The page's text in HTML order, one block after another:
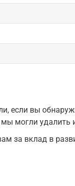
если вы
могли удалить
за вклад в